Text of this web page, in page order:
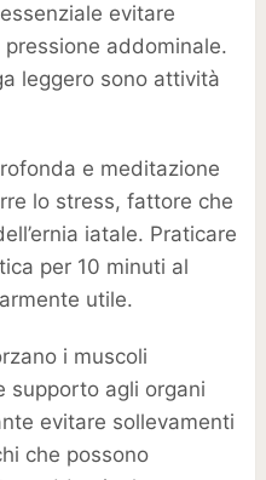
evitare
addominale.
leggero sono attività
e meditazione
lo stress, fattore che
iatale. Praticare
per 10 minuti al
utile.
i muscoli
supporto agli organi
evitare sollevamenti
che possono